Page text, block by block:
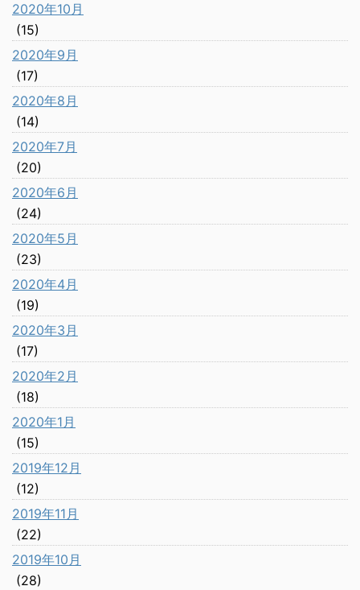
2020年10月
(15)
2020年9月
(17)
2020年8月
(14)
2020年7月
(20)
2020年6月
(24)
2020年5月
(23)
2020年4月
(19)
2020年3月
(17)
2020年2月
(18)
2020年1月
(15)
2019年12月
(12)
2019年11月
(22)
2019年10月
(28)